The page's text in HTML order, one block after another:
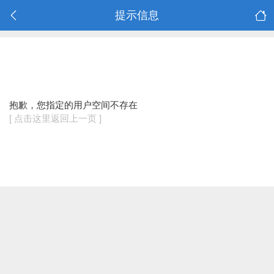
提示信息
抱歉，您指定的用户空间不存在
[ 点击这里返回上一页 ]